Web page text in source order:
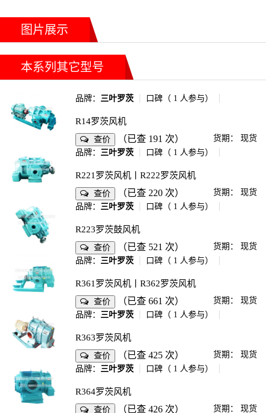
图片展示
本系列其它型号
品牌： 三叶罗茨 口碑（ 1 人参与）
R14罗茨风机
查价 （已查 191 次） 货期： 现货
品牌： 三叶罗茨 口碑（ 1 人参与）
R221罗茨风机丨R222罗茨风机
查价 （已查 220 次） 货期： 现货
品牌： 三叶罗茨 口碑（ 1 人参与）
R223罗茨鼓风机
查价 （已查 521 次） 货期： 现货
品牌： 三叶罗茨 口碑（ 1 人参与）
R361罗茨风机丨R362罗茨风机
查价 （已查 661 次） 货期： 现货
品牌： 三叶罗茨 口碑（ 1 人参与）
R363罗茨风机
查价 （已查 425 次） 货期： 现货
品牌： 三叶罗茨 口碑（ 1 人参与）
R364罗茨风机
查价 （已查 426 次） 货期： 现货